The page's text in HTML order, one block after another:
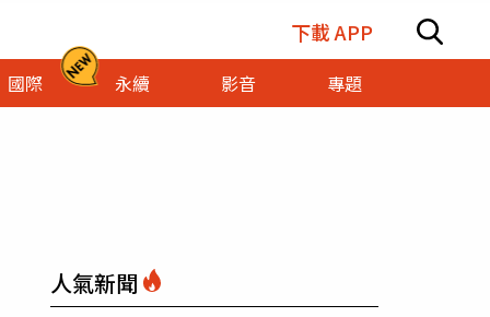
下載 APP
國際 永續 影音 專題
人氣新聞